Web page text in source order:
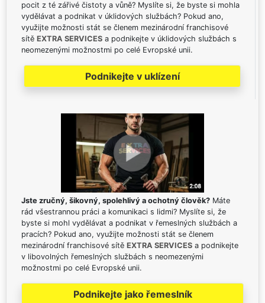
pocit z té zářivé čistoty a vůně? Myslíte si, že byste si mohla
vydělávat a podnikat v úklidových službách? Pokud ano,
využijte možnosti stát se členem mezinárodní franchisové
sítě EXTRA SERVICES a podnikejte v úklidových službách s
neomezenými možnostmi po celé Evropské unii.
Podnikejte v uklízení
Jste zručný, šikovný, spolehlivý a ochotný člověk? Máte
rád všestrannou práci a komunikaci s lidmi? Myslíte si, že
byste si mohl vydělávat a podnikat v řemeslných službách a
pracích? Pokud ano, využijte možnosti stát se členem
mezinárodní franchisové sítě EXTRA SERVICES a podnikejte
v libovolných řemeslných službách s neomezenými
možnostmi po celé Evropské unii.
Podnikejte jako řemeslník